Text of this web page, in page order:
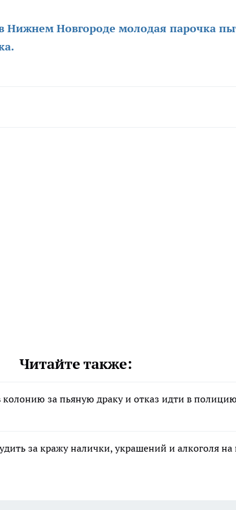
Нижнем Новгороде молодая парочка
Читайте также:
за пьяную драку и отказ идти в полицию
за кражу налички, украшений и алкоголя